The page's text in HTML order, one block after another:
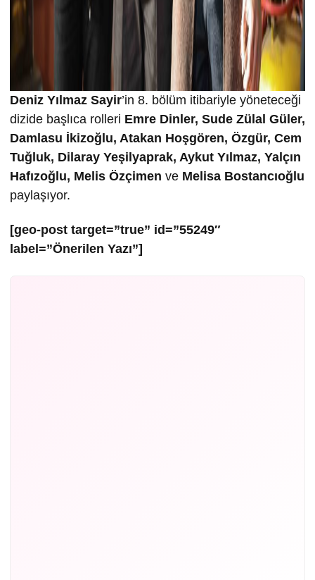
Deniz Yılmaz Sayir’in 8. bölüm itibariyle yöneteceği
dizide başlıca rolleri Emre Dinler, Sude Zülal Güler,
Damlasu İkizoğlu, Atakan Hoşgören, Özgür, Cem
Tuğluk, Dilaray Yeşilyaprak, Aykut Yılmaz, Yalçın
Hafızoğlu, Melis Özçimen ve Melisa Bostancıoğlu
paylaşıyor.
[geo-post target=”true” id=”55249″
label=”Önerilen Yazı”]